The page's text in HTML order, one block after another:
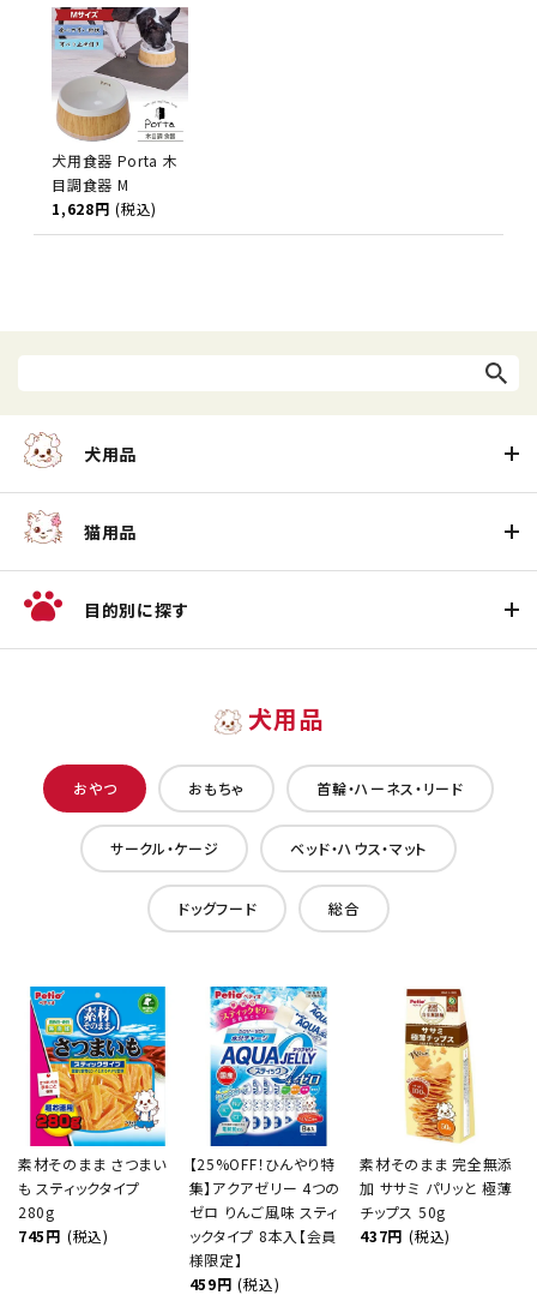
犬用食器 Porta 木
目調食器 M
1,628円 (税込)
犬用品
猫用品
目的別に探す
犬用品
おやつ おもちゃ 首輪・ハーネス・リード
サークル・ケージ ベッド・ハウス・マット
ドッグフード 総合
素材そのまま さつまい
も スティックタイプ
280g
745円 (税込)
【25%OFF！ひんやり特
集】アクアゼリー 4つの
ゼロ りんご風味 スティ
ックタイプ 8本入【会員
様限定】
459円 (税込)
素材そのまま 完全無添
加 ササミ パリッと 極薄
チップス 50g
437円 (税込)